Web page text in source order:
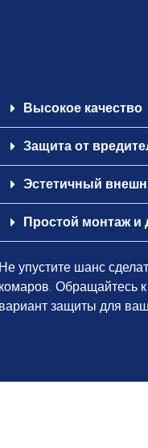
Высокое качество
Защита от
Эстетичный
Простой монтаж и
Не упустите шанс
комаров. Обращайтесь
вариант защиты для